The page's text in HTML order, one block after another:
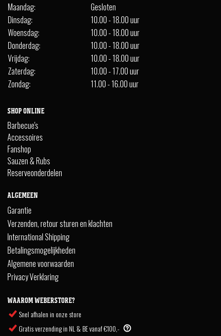
Maandag:
Gesloten
Dinsdag:
10.00 - 18.00 uur
Woensdag:
10.00 - 18.00 uur
Donderdag:
10.00 - 18.00 uur
Vrijdag:
10.00 - 18.00 uur
Zaterdag:
10.00 - 17.00 uur
Zondag:
11.00 - 16.00 uur
SHOP ONLINE
Barbecue's
Accessoires
Fanshop
Sauzen & Rubs
Reserveonderdelen
ALGEMEEN
Garantie
Verzenden, retour sturen en klachten
International Shipping
Betalingsmogelijkheden
Algemene voorwaarden
Privacy Verklaring
WAAROM WEBERSTORE?
Snel afhalen in onze store
Gratis verzending in NL & BE vanaf €100,-